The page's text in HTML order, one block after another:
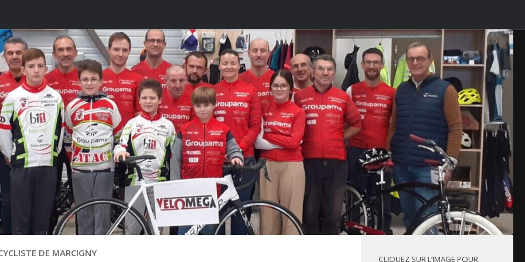
DE MARCIGNY
CLIQUEZ SUR L’IMAGE POUR